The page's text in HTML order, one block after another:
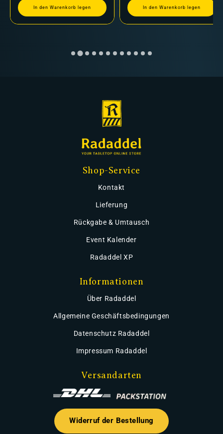
In den Warenkorb legen In den Warenkorb legen
Shop-Service
Kontakt
Lieferung
Rückgabe & Umtausch
Event Kalender
Radaddel XP
Informationen
Über Radaddel
Allgemeine Geschäftsbedingungen
Datenschutz Radaddel
Impressum Radaddel
Versandarten
Widerruf der Bestellung